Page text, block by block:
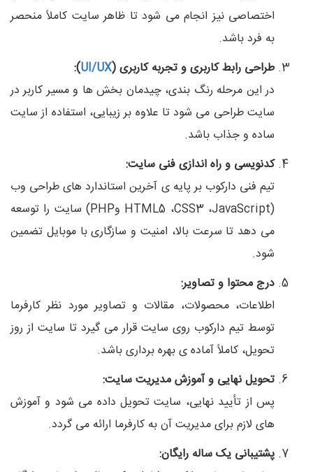
اختصاصی نیز انجام می‌ شود تا ظاهر سایت کاملاً منحصر
به‌ فرد باشد.
طراحی رابط کاربری و تجربه کاربری (UI/UX
):
در این مرحله رنگ‌ بندی، چیدمان بخش‌ ها و مسیر کاربر در
سایت طراحی می‌ شود تا علاوه بر زیبایی، استفاده از سایت
ساده و جذاب باشد.
کدنویسی و راه‌ اندازی فنی سایت:
تیم فنی دارکوب بر پایه‌ ی آخرین استاندارد های طراحی وب
(HTML5 ،CSS3 ،JavaScript وPHP) سایت را توسعه
می‌ دهد تا سرعت بالا، امنیت و سازگاری با موبایل تضمین
شود.
درج محتوا و تصاویر:
اطلاعات، محصولات، مقالات و تصاویر مورد نظر کارفرما
توسط تیم دارکوب روی سایت قرار می‌ گیرد تا سایت از روز
تحویل، کاملاً آماده‌ ی بهره‌ برداری باشد.
تحویل نهایی و آموزش مدیریت سایت:
پس از تأیید نهایی، سایت تحویل داده می‌ شود و آموزش
های لازم برای مدیریت آن به کارفرما ارائه می‌ گردد.
پشتیبانی یک‌ ساله رایگان: